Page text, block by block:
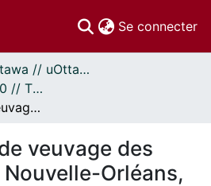
Se connecter
Thèses uOttawa // uOttawa Theses
Thèses, 1910 - 2010 // Theses, 1910 - 2010
L'expérience de veuvage des femmes de la Nouvelle-Orléans, 1840-1860.
veuvage des
Orléans,